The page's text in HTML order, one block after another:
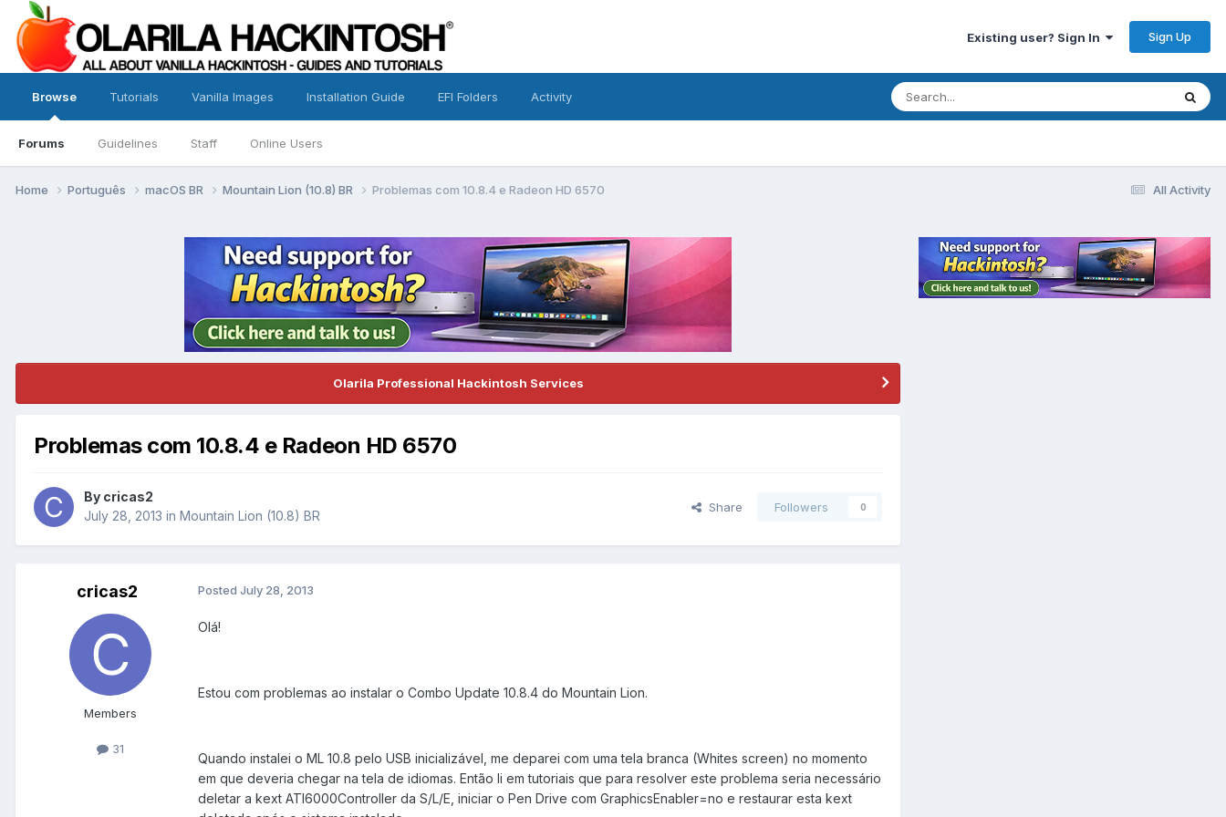
Existing user? Sign In Sign Up
Browse
Forums Guidelines Staff Online Users
Tutorials Vanilla Images Installation Guide EFI Folders Activity
All Activity
Home Português macOS BR Mountain Lion (10.8) BR Problemas com 10.8.4 e Radeon HD 6570
Olarila Professional Hackintosh Services
Problemas com 10.8.4 e Radeon HD 6570
By cricas2
July 28, 2013 in Mountain Lion (10.8) BR
Share Followers 0
cricas2
Members
31
Posted July 28, 2013
Olá!
Estou com problemas ao instalar o Combo Update 10.8.4 do Mountain Lion.
Quando instalei o ML 10.8 pelo USB inicializável, me deparei com uma tela branca (Whites screen) no momento
em que deveria chegar na tela de idiomas. Então li em tutoriais que para resolver este problema seria necessário
deletar a kext ATI6000Controller da S/L/E, iniciar o Pen Drive com GraphicsEnabler=no e restaurar esta kext